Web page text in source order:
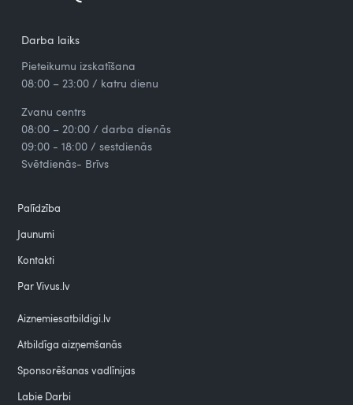
Darba laiks
Pieteikumu izskatīšana
08:00 – 23:00 / katru dienu
Zvanu centrs
08:00 – 20:00 / darba dienās
09:00 - 18:00 / sestdienās
Svētdienās- Brīvs
Palīdzība
Jaunumi
Kontakti
Par Vivus.lv
Aiznemiesatbildigi.lv
Atbildīga aizņemšanās
Sponsorēšanas vadlīnijas
Labie Darbi